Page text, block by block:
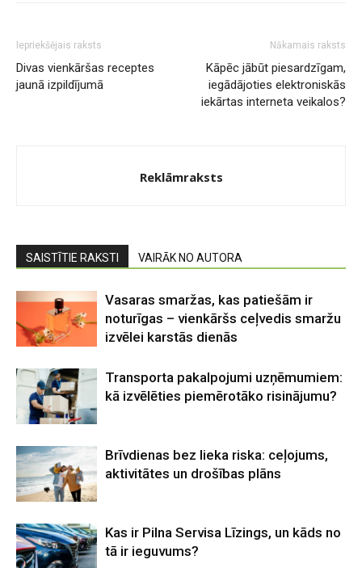
Iepriekšējais raksts
Divas vienkāršas receptes
jaunā izpildījumā
Nākamais raksts
Kāpēc jābūt piesardzīgam,
iegādājoties elektroniskās
iekārtas interneta veikalos?
Reklāmraksts
SAISTĪTIE RAKSTI VAIRĀK NO AUTORA
Vasaras smaržas, kas patiešām ir
noturīgas – vienkāršs ceļvedis smaržu
izvēlei karstās dienās
Transporta pakalpojumi uzņēmumiem:
kā izvēlēties piemērotāko risinājumu?
Brīvdienas bez lieka riska: ceļojums,
aktivitātes un drošības plāns
Kas ir Pilna Servisa Līzings, un kāds no
tā ir ieguvums?